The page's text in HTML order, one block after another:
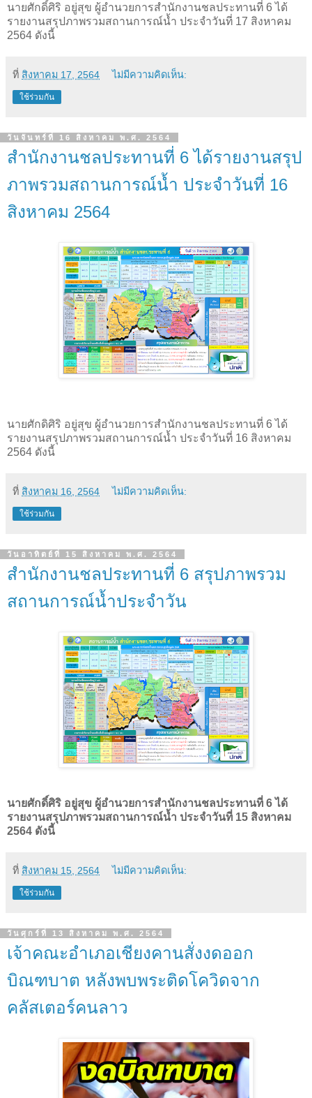
นายศักดิ์ศิริ อยู่สุข ผู้อำนวยการสำนักงานชลประทานที่ 6 ได้
รายงานสรุปภาพรวมสถานการณ์น้ำ ประจำวันที่ 17 สิงหาคม
2564 ดังนี้
ที่ สิงหาคม 17, 2564 ไม่มีความคิดเห็น:
ใช้ร่วมกัน
วันจันทร์ที่ 16 สิงหาคม พ.ศ. 2564
สำนักงานชลประทานที่ 6 ได้รายงานสรุป
ภาพรวมสถานการณ์น้ำ ประจำวันที่ 16
สิงหาคม 2564
นายศักดิศิริ อยู่สุข ผู้อำนวยการสำนักงานชลประทานที่ 6 ได้
รายงานสรุปภาพรวมสถานการณ์น้ำ ประจำวันที่ 16 สิงหาคม
2564 ดังนี้
ที่ สิงหาคม 16, 2564 ไม่มีความคิดเห็น:
ใช้ร่วมกัน
วันอาทิตย์ที่ 15 สิงหาคม พ.ศ. 2564
สำนักงานชลประทานที่ 6 สรุปภาพรวม
สถานการณ์น้ำประจำวัน
นายศักดิ์ศิริ อยู่สุข ผู้อำนวยการสำนักงานชลประทานที่ 6 ได้
รายงานสรุปภาพรวมสถานการณ์น้ำ ประจำวันที่ 15 สิงหาคม
2564 ดังนี้
ที่ สิงหาคม 15, 2564 ไม่มีความคิดเห็น:
ใช้ร่วมกัน
วันศุกร์ที่ 13 สิงหาคม พ.ศ. 2564
เจ้าคณะอำเภอเชียงคานสั่งงดออก
บิณฑบาต หลังพบพระติดโควิดจาก
คลัสเตอร์คนลาว